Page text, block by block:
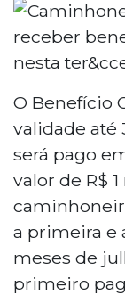
O Benefício
validade até
será pago
valor de R$
a primeira e
meses de
primeiro